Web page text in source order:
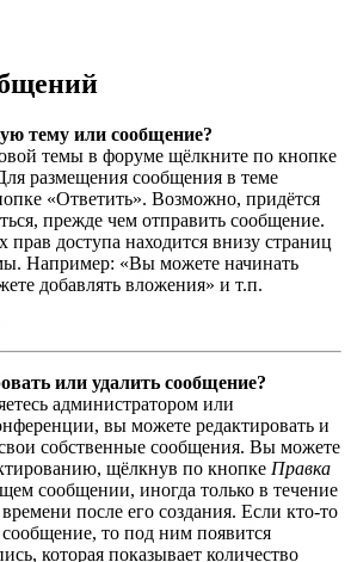
тему или сообщение?
темы в форуме щёлкните по кнопке
размещения сообщения в теме
«Ответить». Возможно, придётся
прежде чем отправить сообщение.
прав доступа находится внизу страниц
Например: «Вы можете начинать
добавлять вложения» и т.п.
или удалить сообщение?
администратором или
вы можете редактировать и
свои собственные сообщения. Вы можете
щёлкнув по кнопке Правка
сообщении, иногда только в течение
после его создания. Если кто-то
то под ним появится
которая показывает количество